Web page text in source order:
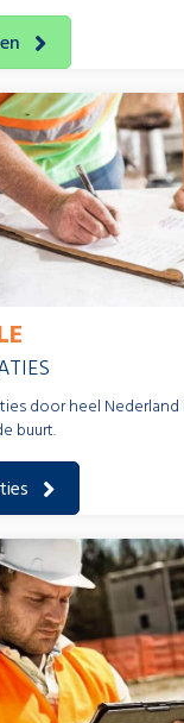
door heel Nederland
buurt.